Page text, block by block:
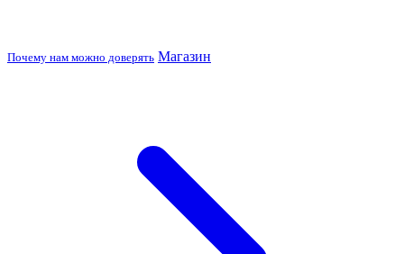
Почему нам можно доверять Магазин